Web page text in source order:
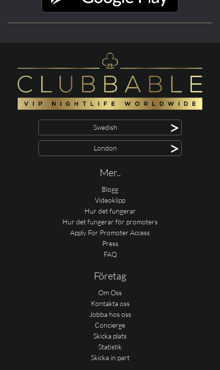
Swedish >
London >
Mer..
Blogg
Videoklipp
Hur det fungerar
Hur det fungerar för promoters
Apply For Promoter Access
Press
FAQ
Företag
Om Oss
Kontakta oss
Jobba hos oss
Concierge
Skicka plats
Statistik
Skicka in part